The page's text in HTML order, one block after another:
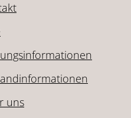
uns